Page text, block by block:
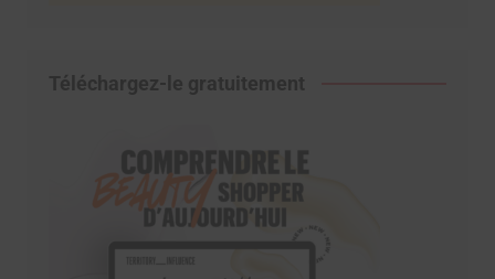
Téléchargez-le gratuitement